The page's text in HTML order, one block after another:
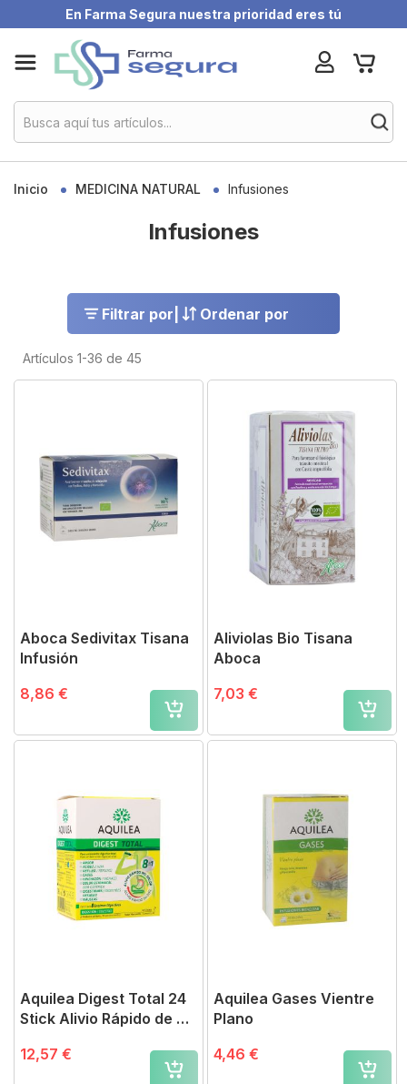
En Farma Segura nuestra prioridad eres tú
to
Content
My
Inicio MEDICINA NATURAL Infusiones
Infusiones
Artículos 1-36 de 45
Filtrar por Ordenar por
Aboca Sedivitax Tisana
Infusión
8,86 €
Aliviolas Bio Tisana
Aboca
7,03 €
Aquilea Digest Total 24
Stick Alivio Rápido de 8
12,57 €
Aquilea Gases Vientre
Plano
4,46 €